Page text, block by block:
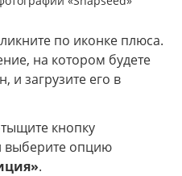
по иконке плюса.
на котором будете
и загрузите его в
кнопку
выберите опцию
.